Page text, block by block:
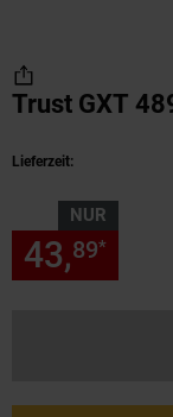
Trust GXT
Lieferzeit:
NUR
43,89*